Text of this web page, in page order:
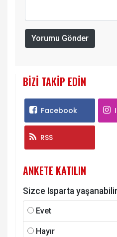
Yorumu Gönder
BIZI TAKIP EDIN
Facebook
RSS
ANKETE KATILIN
Sizce Isparta
Evet
Hayır